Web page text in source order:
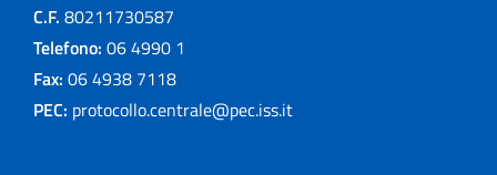
C.F. 80211730587
Telefono: 06 4990 1
Fax: 06 4938 7118
PEC: protocollo.centrale@pec.iss.it